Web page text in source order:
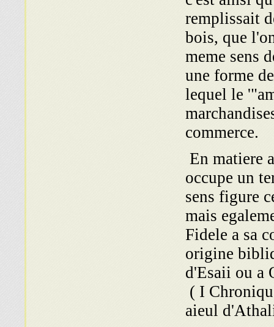
remplissait
bois, que
meme sens
une forme
lequel le
commerce.
En matiere
occupe un
sens figure
mais
Fidele a sa
origine
d'Esaii ou a
( I
aieul